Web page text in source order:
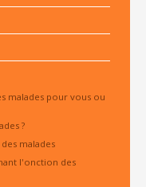
malades pour vous ou
?
malades
l'onction des